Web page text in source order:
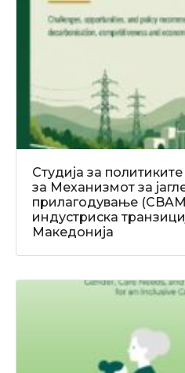
Студија за
за Механизмот за
прилагодување
индустриска
Македонија